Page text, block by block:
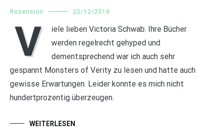
Rezension 22/12/2018
V
iele lieben Victoria Schwab. Ihre Bücher
werden regelrecht gehyped und
dementsprechend war ich auch sehr
gespannt Monsters of Verity zu lesen und hatte auch
gewisse Erwartungen. Leider konnte es mich nicht
hundertprozentig überzeugen.
WEITERLESEN